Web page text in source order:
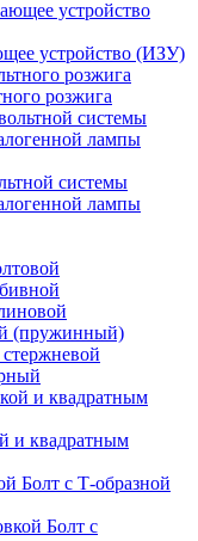
устройство (ИЗУ)
розжига
системы
лампы
(пружинный)
и квадратным
Болт с Т-образной
Болт с